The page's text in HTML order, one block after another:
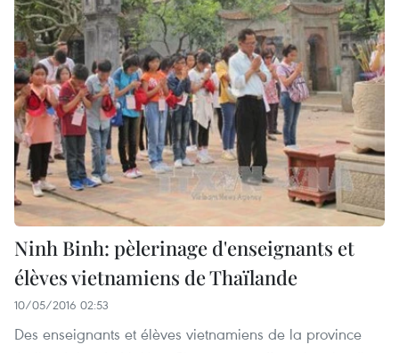
Ninh Binh: pèlerinage d'enseignants et
élèves vietnamiens de Thaïlande
10/05/2016 02:53
Des enseignants et élèves vietnamiens de la province